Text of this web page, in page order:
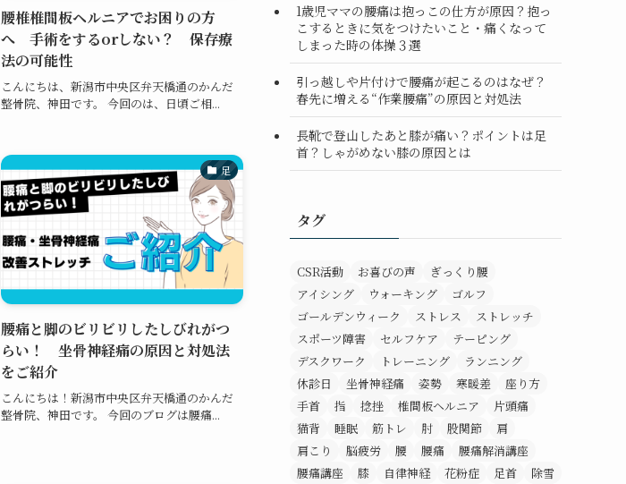
腰椎椎間板ヘルニアでお困りの方
へ 手術をするorしない？ 保存療
法の可能性
こんにちは、新潟市中央区弁天橋通のかんだ
整骨院、神田です。 今回のは、日頃ご相...
足
腰痛と脚のビリビリしたしびれがつ
らい！ 坐骨神経痛の原因と対処法
をご紹介
こんにちは！新潟市中央区弁天橋通のかんだ
整骨院、神田です。 今回のブログは腰痛...
1歳児ママの腰痛は抱っこの仕方が原因？抱っ
こするときに気をつけたいこと・痛くなって
しまった時の体操３選
引っ越しや片付けで腰痛が起こるのはなぜ？
春先に増える“作業腰痛”の原因と対処法
長靴で登山したあと膝が痛い？ポイントは足
首？しゃがめない膝の原因とは
タグ
CSR活動 お喜びの声
ぎっくり腰
アイシング
ウォーキング
ゴルフ
ゴールデンウィーク
ストレス
ストレッチ
スポーツ障害
セルフケア
テーピング
デスクワーク
トレーニング
ランニング
休診日
坐骨神経痛 姿勢 寒暖差
座り方
手首
指 捻挫 椎間板ヘルニア
片頭痛
猫背
睡眠 筋トレ 肘 股関節
肩
肩こり
脳疲労 腰 腰痛
腰痛解消講座
腰痛講座
膝 自律神経 花粉症 足首
除雪